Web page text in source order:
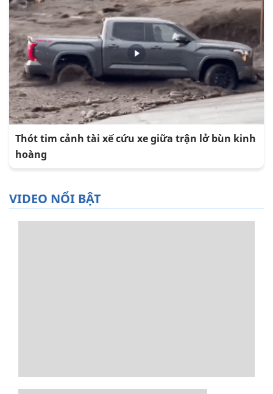
Thót tim cảnh tài xế cứu xe giữa trận lở bùn kinh
hoàng
VIDEO NỔI BẬT